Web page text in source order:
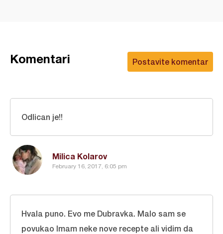
Postavite komentar
Komentari
Milica Kolarov
February 16, 2017, 6:05 pm
Odlican je!!
Hvala puno. Evo me Dubravka. Malo sam se
povukao Imam neke nove recepte ali vidim da